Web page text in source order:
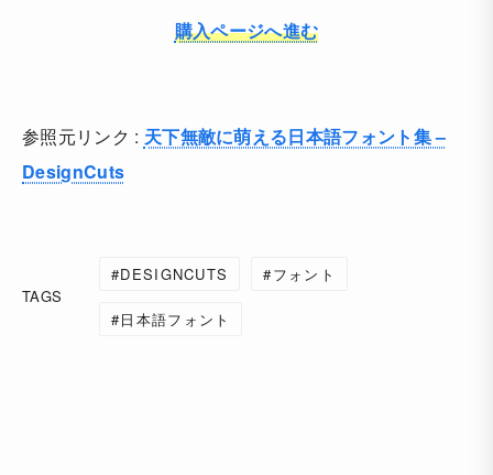
購入ページへ進む
参照元リンク : 天下無敵に萌える日本語フォント集 –
DesignCuts
TAGS
DESIGNCUTS フォント
日本語フォント